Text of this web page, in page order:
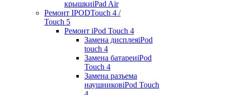
крышкиiPad Air
Ремонт IPODTouch 4 /
Touch 5
Ремонт iPod Touch 4
Замена дисплеяiPod
touch 4
Замена батареиiPod
Touch 4
Замена разъема
наушниковiPod Touch